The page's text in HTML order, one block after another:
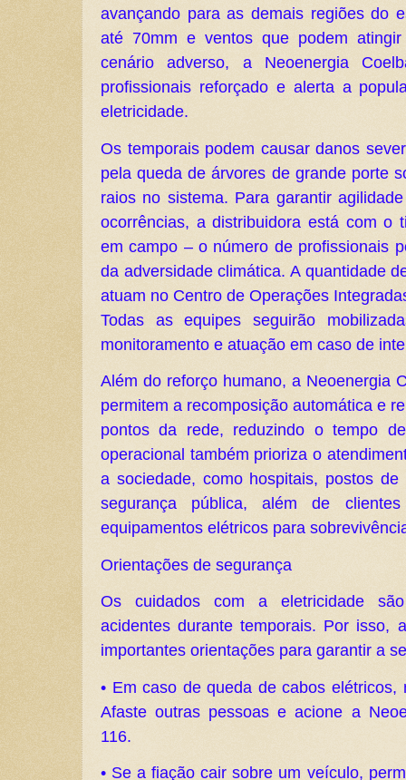
avançando para as demais regiões do
até 70mm e ventos que podem
cenário adverso, a Neoenergia
profissionais reforçado e alerta a
eletricidade.
Os temporais podem causar danos
pela queda de árvores de grande porte
raios no sistema. Para garantir
ocorrências, a distribuidora está com o
em campo – o número de profissionais
da adversidade climática. A quantidade
atuam no Centro de Operações
Todas as equipes seguirão
monitoramento e atuação em caso de
Além do reforço humano, a Neoenergia
permitem a recomposição automática e
pontos da rede, reduzindo o tempo
operacional também prioriza o
a sociedade, como hospitais, postos
segurança pública, além de
equipamentos elétricos para
Orientações de segurança
Os cuidados com a eletricidade
acidentes durante temporais. Por isso,
importantes orientações para garantir a
• Em caso de queda de cabos
Afaste outras pessoas e acione a
116.
• Se a fiação cair sobre um veículo,